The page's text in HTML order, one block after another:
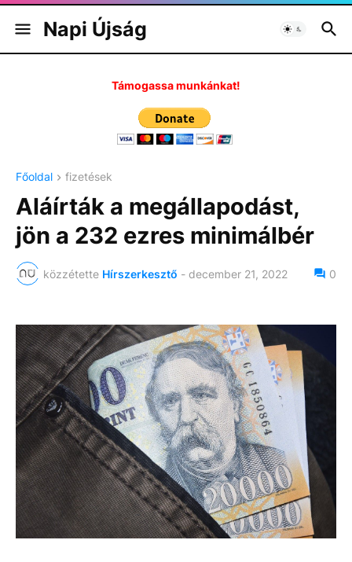
Napi Újság
Támogassa munkánkat!
Főoldal fizetések
Aláírták a megállapodást,
jön a 232 ezres minimálbér
közzétette Hírszerkesztő - december 21, 2022 0